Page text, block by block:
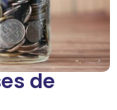
de